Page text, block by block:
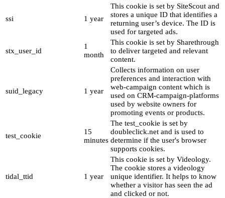
ssi 1 year
This cookie is set by SiteScout and
stores a unique ID that identifies a
returning user’s device. The ID is
used for targeted ads.
stx_user_id
1
month
This cookie is set by Sharethrough
to deliver targeted and relevant
content.
suid_legacy 1 year
Collects information on user
preferences and interaction with
web-campaign content which is
used on CRM-campaign-platforms
used by website owners for
promoting events or products.
test_cookie
15
minutes
The test_cookie is set by
doubleclick.net and is used to
determine if the user's browser
supports cookies.
tidal_ttid 1 year
This cookie is set by Videology.
The cookie stores a videology
unique identifier. It helps to know
whether a visitor has seen the ad
and clicked or not.